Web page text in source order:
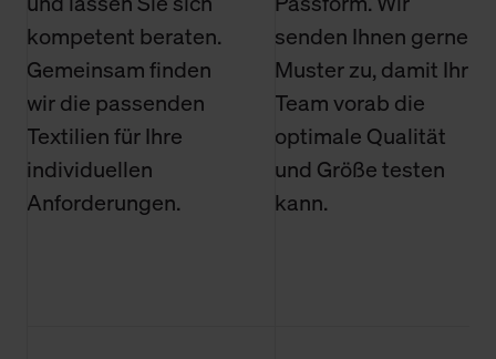
kompetent beraten.
Gemeinsam finden
wir die passenden
Textilien für Ihre
individuellen
Anforderungen.
senden Ihnen gerne
Muster zu, damit Ihr
Team vorab die
optimale Qualität
und Größe testen
kann.